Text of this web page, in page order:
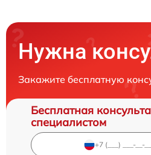
Нужна
Закажите бесплатную
Бесплатная
специалистом